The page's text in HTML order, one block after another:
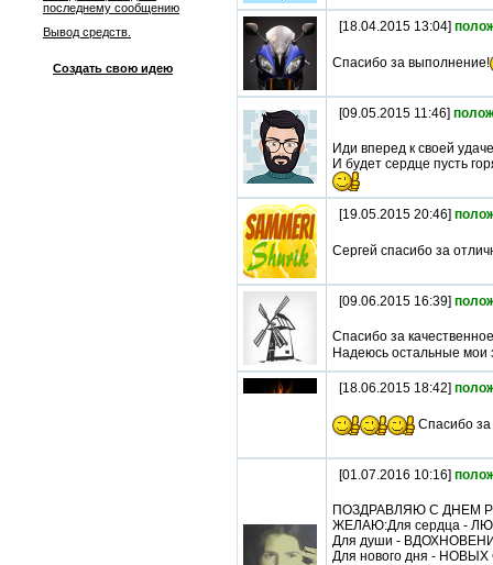
последнему сообщению
Вывод средств.
Создать свою идею
[18.04.2015 13:04]
Спасибо за выполнение!
[09.05.2015 11:46]
Иди вперед к своей
И будет сердце пусть
[19.05.2015 20:46]
Сергей спасибо за
[09.06.2015 16:39]
Спасибо за
Надеюсь остальные мои
[18.06.2015 18:42]
Спасибо
[01.07.2016 10:16]
ПОЗДРАВЛЯЮ С ДНЕМ
ЖЕЛАЮ:Для сердца -
Для души -
Для нового дня -